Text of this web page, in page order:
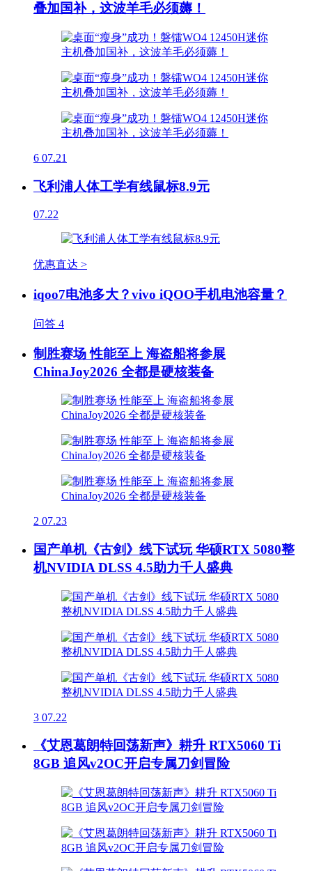
叠加国补，这波羊毛必须薅！
6 07.21
飞利浦人体工学有线鼠标8.9元
07.22
优惠直达 >
iqoo7电池多大？vivo iQOO手机电池容量？
问答 4
制胜赛场 性能至上 海盗船将参展
ChinaJoy2026 全都是硬核装备
2 07.23
国产单机《古剑》线下试玩 华硕RTX 5080整
机NVIDIA DLSS 4.5助力千人盛典
3 07.22
《艾恩葛朗特回荡新声》耕升 RTX5060 Ti
8GB 追风v2OC开启专属刀剑冒险